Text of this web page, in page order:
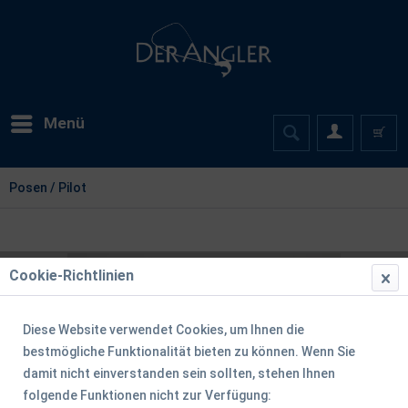
Menü
Posen / Pilot
Cookie-Richtlinien
Diese Website verwendet Cookies, um Ihnen die
bestmögliche Funktionalität bieten zu können. Wenn Sie
damit nicht einverstanden sein sollten, stehen Ihnen
folgende Funktionen nicht zur Verfügung: